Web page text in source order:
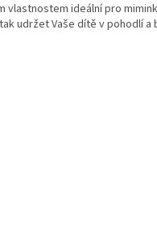
vlastnostem ideální pro
udržet Vaše dítě v pohodlí